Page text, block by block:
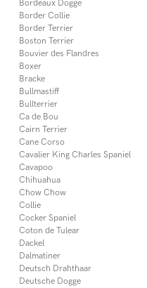
Mittelschnauzer
Mischlingshunde
Münsterländer
Neufundländer
Norfolk Terrier
Old English Bulldog
Papillon
Pekinese
Pitbull
Podenco
Pomsky
Portugiesischer Wasserhund
Prager Rattler
Presa Canario
Pudelpointer
Puggle
Rhodesian Ridgeback
Riesenschnauzer
Rottweiler
Russkiy Toy
Bordeaux Dogge
Border Collie
Border Terrier
Boston Terrier
Bouvier des Flandres
Boxer
Bracke
Bullmastiff
Bullterrier
Ca de Bou
Cairn Terrier
Cane Corso
Cavalier King Charles Spaniel
Cavapoo
Chihuahua
Chow Chow
Collie
Cocker Spaniel
Coton de Tulear
Dackel
Dalmatiner
Deutsch Drahthaar
Deutsche Dogge